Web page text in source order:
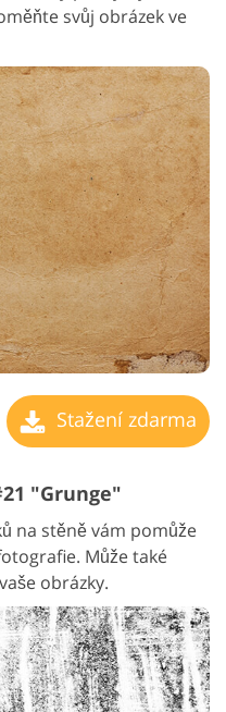
svůj obrázek ve
Stažení zdarma
"Grunge"
na stěně vám pomůže
Může také
obrázky.